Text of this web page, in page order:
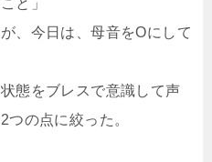
と」
、今日は、母音をOにして
態をブレスで意識して声
つの点に絞った。